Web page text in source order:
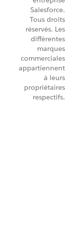
Salesforce.
Tous droits
réservés. Les
différentes
marques
commerciales
appartiennent
à leurs
propriétaires
respectifs.